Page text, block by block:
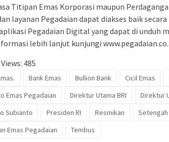
Titipan Emas Korporasi maupun
layanan Pegadaian dapat diakses baik
Pegadaian Digital yang dapat di unduh
lebih lanjut kunjungi
485
Bank Emas Bullion Bank Cicil Emas
Emas Pegadaian
Direktur Utama BRI Direktur
Subianto
Presiden RI Resmikan Setengah
Emas Pegadaian
Tembus